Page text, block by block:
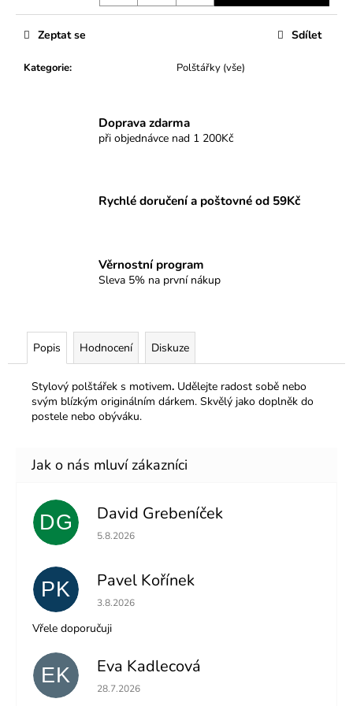
Kategorie: Polštářky (vše)
Zeptat se Sdílet
Doprava zdarma
při objednávce nad 1 200Kč
Rychlé doručení a poštovné od 59Kč
Věrnostní program
Sleva 5% na první nákup
Popis Hodnocení Diskuze
Stylový polštářek s motivem. Udělejte radost sobě nebo
svým blízkým originálním dárkem. Skvělý jako doplněk do
postele nebo obýváku.
DG David Grebeníček
Hodnocení obchodu je 5 z 5 hvězdiček.
5.8.2026
PK Pavel Kořínek
Hodnocení obchodu je 5 z 5 hvězdiček.
3.8.2026
Vřele doporučuji
EK Eva Kadlecová
Hodnocení obchodu je 5 z 5 hvězdiček.
28.7.2026